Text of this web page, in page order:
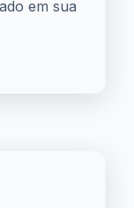
em sua